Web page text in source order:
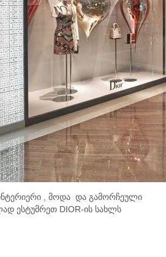
, მოდა და გამორჩეული
ესტუმრეთ DIOR-ის სახლს